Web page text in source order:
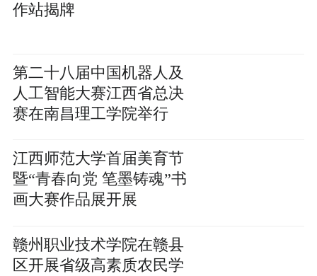
作站揭牌
第二十八届中国机器人及
人工智能大赛江西省总决
赛在南昌理工学院举行
江西师范大学首届美育节
暨“青春向党 笔墨铸魂”书
画大赛作品展开展
赣州职业技术学院在赣县
区开展省级高素质农民学